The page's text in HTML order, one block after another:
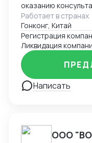
оказанию
услуг (63.99.1)
сопутствующая
Работает в странах
Гонконг, Китай
Регистрация
Ликвидация
Написать
ООО